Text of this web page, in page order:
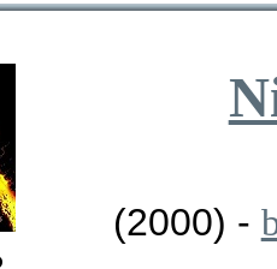
(2000) -